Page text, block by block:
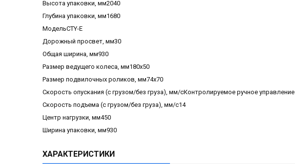
Высота упаковки, мм2040
Глубина упаковки, мм1680
МодельCTY-E
Дорожный просвет, мм30
Общая ширина, мм930
Размер ведущего колеса, мм180х50
Размер подвилочных роликов, мм74х70
Скорость опускания (с грузом/без груза), мм/сКонтролируемое ручное управление
Скорость подъема (с грузом/без груза), мм/с14
Центр нагрузки, мм450
Ширина упаковки, мм930
ХАРАКТЕРИСТИКИ